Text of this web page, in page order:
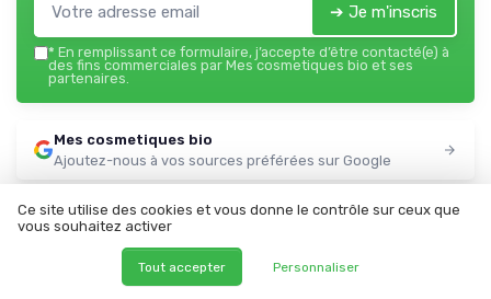
➔ Je m'inscris
* En remplissant ce formulaire, j’accepte d’être contacté(e) à
des fins commerciales par Mes cosmetiques bio et ses
partenaires.
Mes cosmetiques bio
Ajoutez-nous à vos sources préférées sur Google
Parole d'experts
Ce site utilise des cookies et vous donne le contrôle sur ceux que
vous souhaitez activer
Tout accepter Personnaliser